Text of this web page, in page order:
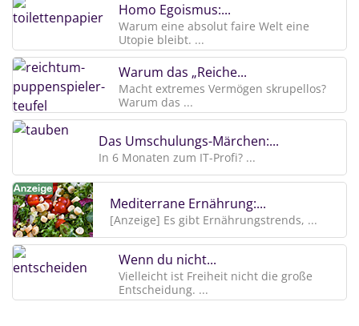
Homo Egoismus:...
Warum eine absolut faire Welt eine
Utopie bleibt. ...
Warum das „Reiche...
Macht extremes Vermögen skrupellos?
Warum das ...
Das Umschulungs-Märchen:...
In 6 Monaten zum IT-Profi? ...
Mediterrane Ernährung:...
[Anzeige] Es gibt Ernährungstrends, ...
Wenn du nicht...
Vielleicht ist Freiheit nicht die große
Entscheidung. ...